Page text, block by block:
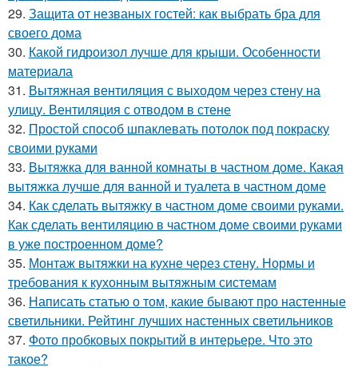
29. Защита от незваных гостей: как выбрать бра для
своего дома
30. Какой гидроизол лучше для крыши. Особенности
материала
31. Вытяжная вентиляция с выходом через стену на
улицу. Вентиляция с отводом в стене
32. Простой способ шпаклевать потолок под покраску
своими руками
33. Вытяжка для ванной комнаты в частном доме. Какая
вытяжка лучше для ванной и туалета в частном доме
34. Как сделать вытяжку в частном доме своими руками.
Как сделать вентиляцию в частном доме своими руками
в уже построенном доме?
35. Монтаж вытяжки на кухне через стену. Нормы и
требования к кухонным вытяжным системам
36. Написать статью о том, какие бывают про настенные
светильники. Рейтинг лучших настенных светильников
37. Фото пробковых покрытий в интерьере. Что это
такое?